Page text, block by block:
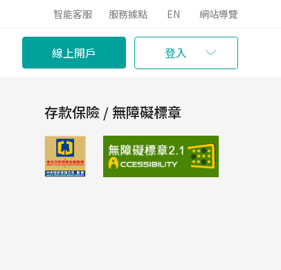
智能客服 服務據點 EN 網站導覽
線上開戶 登入
存款保險 / 無障礙標章